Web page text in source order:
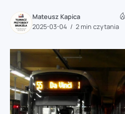
Mateusz Kapica
2025-03-04
2 min czytania